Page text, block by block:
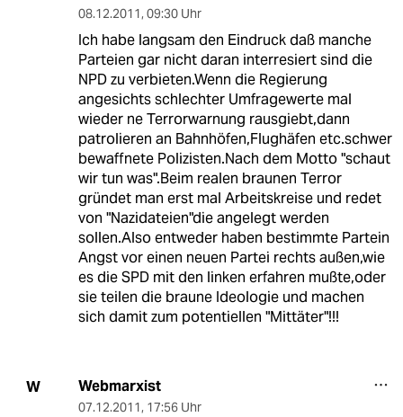
08.12.2011, 09:30 Uhr
Ich habe langsam den Eindruck daß manche
Parteien gar nicht daran interresiert sind die
NPD zu verbieten.Wenn die Regierung
angesichts schlechter Umfragewerte mal
wieder ne Terrorwarnung rausgiebt,dann
patrolieren an Bahnhöfen,Flughäfen etc.schwer
bewaffnete Polizisten.Nach dem Motto "schaut
wir tun was".Beim realen braunen Terror
gründet man erst mal Arbeitskreise und redet
von "Nazidateien"die angelegt werden
sollen.Also entweder haben bestimmte Partein
Angst vor einen neuen Partei rechts außen,wie
es die SPD mit den linken erfahren mußte,oder
sie teilen die braune Ideologie und machen
sich damit zum potentiellen "Mittäter"!!!
W Webmarxist
07.12.2011, 17:56 Uhr